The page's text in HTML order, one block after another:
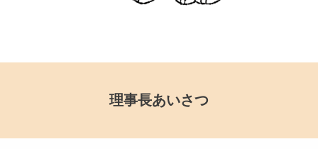
理事長あいさつ